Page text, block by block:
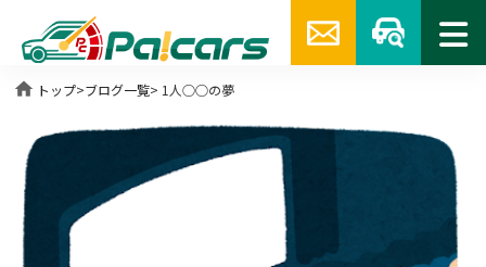
home トップ>ブログ一覧> 1人○○の夢